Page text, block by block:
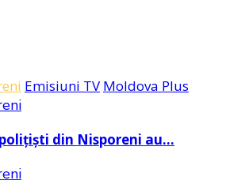
Emisiuni TV Moldova Plus
din Nisporeni au…